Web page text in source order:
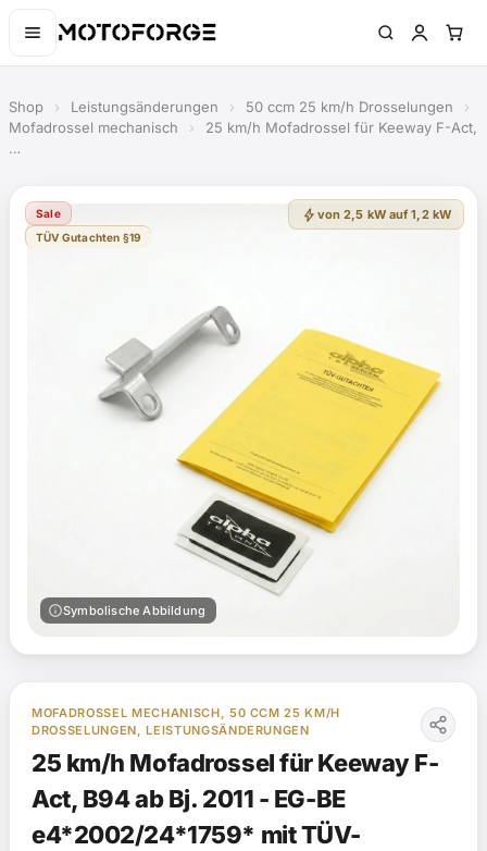
Shop › Leistungsänderungen › 50 ccm 25 km/h Drosselungen
›
Mofadrossel mechanisch
›
25 km/h Mofadrossel für Keeway F-Act,
…
Sale
TÜV Gutachten §19
bolt von 2,5 kW auf 1,2 kW
infoSymbolische Abbildung
MOFADROSSEL MECHANISCH, 50 CCM 25 KM/H
DROSSELUNGEN, LEISTUNGSÄNDERUNGEN
25 km/h Mofadrossel für Keeway F-
Act, B94 ab Bj. 2011 - EG-BE
e4*2002/24*1759* mit TÜV-